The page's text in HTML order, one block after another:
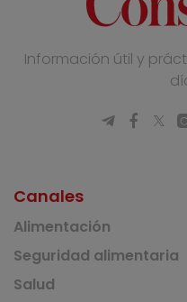
Información útil y
Canales
Alimentación
Seguridad alimentaria
Salud